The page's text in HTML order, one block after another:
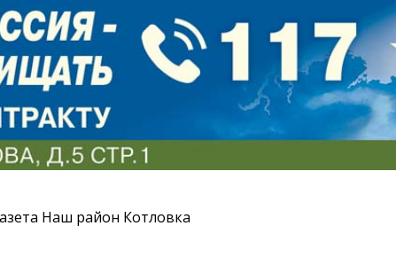
Наш район Котловка